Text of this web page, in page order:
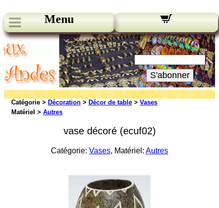
Menu
Nos bulletins:
Votre Email:
S'abonner
Catégorie > Décoration > Décor de table > Vases
Matériel > Autres
vase décoré (ecuf02)
Catégorie: Vases, Matériel: Autres